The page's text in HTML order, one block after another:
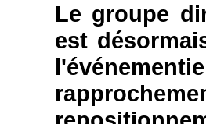
Le groupe
est